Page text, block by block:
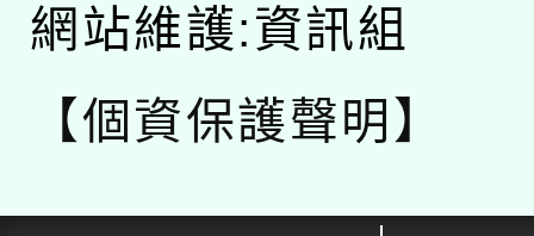
網站維護:資訊組
【個資保護聲明】